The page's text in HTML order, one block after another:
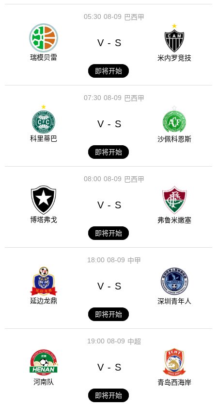
08-09
05:30 巴西甲
瑞模贝雷
V - S
米内罗竞技
即将开始
08-09
07:30 巴西甲
科里蒂巴
V - S
沙佩科恩斯
即将开始
08-09
08:00 巴西甲
博塔弗戈
V - S
弗鲁米嫩塞
即将开始
08-09
18:00 中甲
延边龙鼎
V - S
深圳青年人
即将开始
08-09
19:00 中超
河南队
V - S
青岛西海岸
即将开始